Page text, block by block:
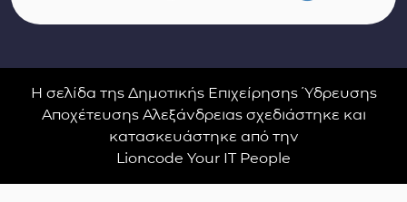
Η σελίδα της Δημοτικής Επιχείρησης Ύδρευσης
Αποχέτευσης Αλεξάνδρειας σχεδιάστηκε και
κατασκευάστηκε από την
Lioncode Your IT People